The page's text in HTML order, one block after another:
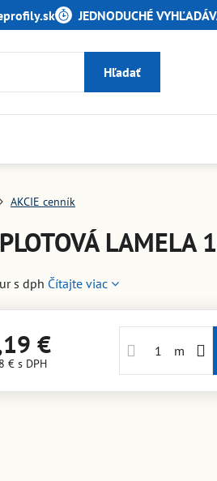
JEDNODUCHÉ
Hľadať
AKCIE cenník
s dph Čítajte viac
€
€ s DPH
m